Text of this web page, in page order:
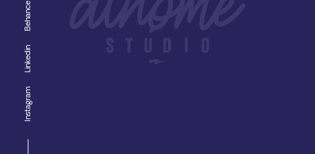
Instagram
Linkedin
Behance